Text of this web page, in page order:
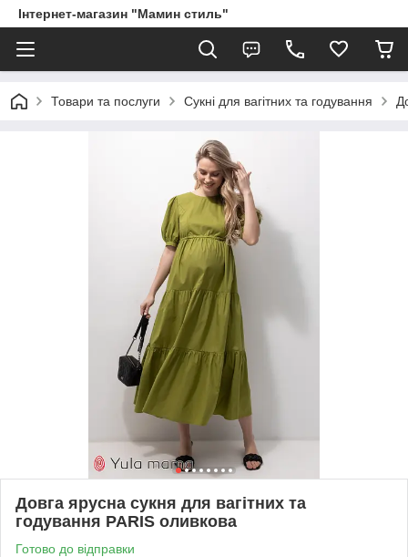
Інтернет-магазин "Мамин стиль"
Товари та послуги Сукні для вагітних та годування
Довга ярусна сукня для вагітних та
годування PARIS оливкова
Готово до відправки